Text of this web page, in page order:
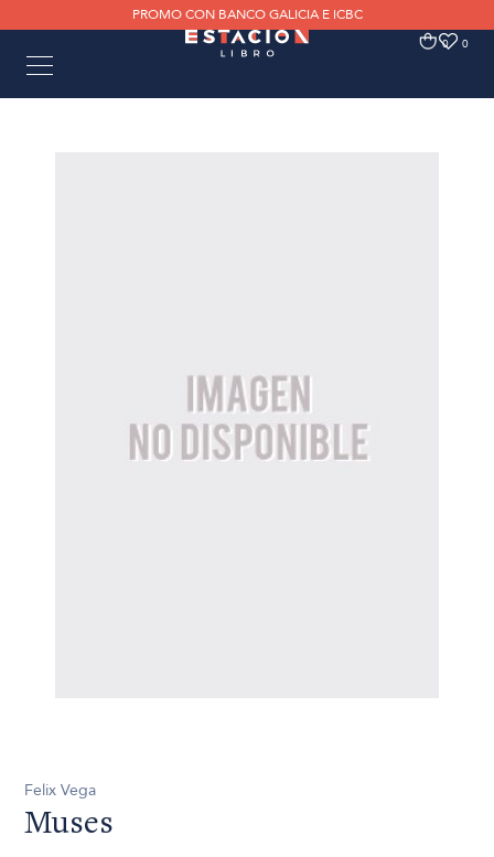
PROMO CON BANCO GALICIA E ICBC
0 0
Felix Vega
Muses